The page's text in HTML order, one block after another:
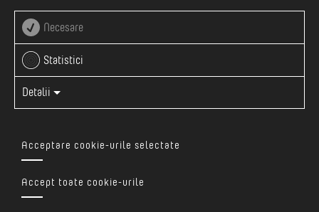
Pe malul stâng al Târnavei Mici, în apropierea localității
Bălăușeri, într-o vale îngustă și atrăgătoare se întinde satul
frumoasă și grandioasă asemenea castelului Lázár din
Lăzarea. Din nefericire, de-a lungul secolelor castelul s-a
distrus, însă în micuțul sat și în vecinătatea acestuia s-au
păstrat mai multe obiective turistice și legende care îi
Necesare
Statistici
Detalii
Acceptare cookie-urile selectate
Accept toate cookie-urile